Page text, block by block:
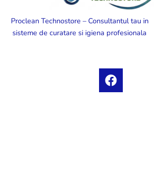
Proclean Technostore – Consultantul tau in
sisteme de curatare si igiena profesionala
F
a
c